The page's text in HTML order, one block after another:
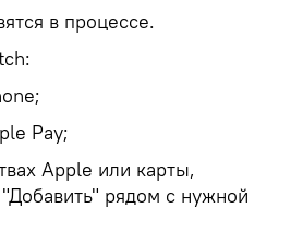
в процессе.
Pay;
Apple или карты,
рядом с нужной